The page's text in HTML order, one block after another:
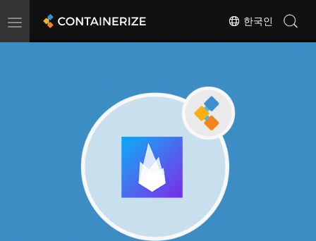
Toggle
한국인